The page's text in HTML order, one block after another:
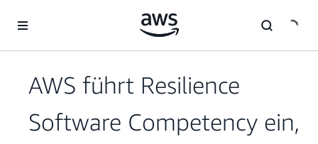
Überspringen zum Hauptinhalt
AWS führt Resilience
Software Competency ein,